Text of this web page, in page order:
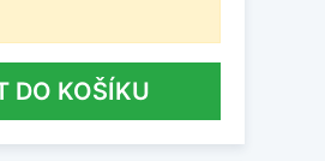
DO KOŠÍKU